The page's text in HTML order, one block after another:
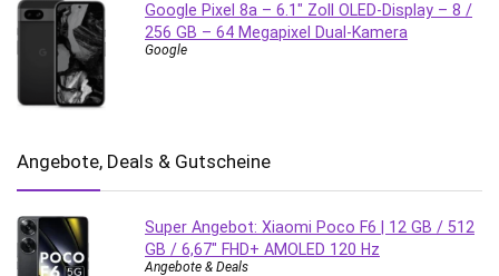
Google Pixel 8a – 6.1″ Zoll OLED-Display – 8 /
256 GB – 64 Megapixel Dual-Kamera
Google
Angebote, Deals & Gutscheine
Super Angebot: Xiaomi Poco F6 | 12 GB / 512
GB / 6,67″ FHD+ AMOLED 120 Hz
Angebote & Deals